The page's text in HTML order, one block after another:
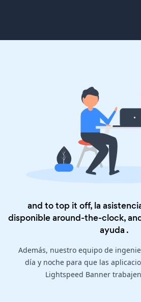
and to top it off, la
disponible around-the-clock,
ayuda .
Además, nuestro equipo de
día y noche para que las
Lightspeed Banner